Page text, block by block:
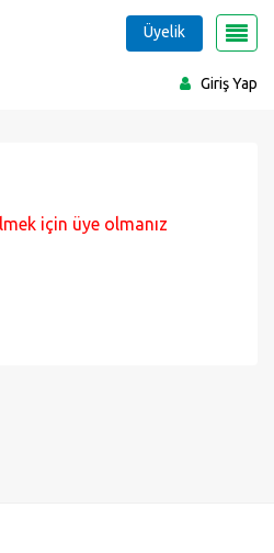
Giriş Yap
Üyelik
için üye olmanız